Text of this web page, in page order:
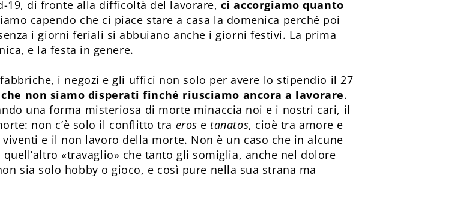
19, di fronte alla difficoltà del lavorare, ci accorgiamo quanto
capendo che ci piace stare a casa la domenica perché poi
i giorni feriali si abbuiano anche i giorni festivi. La prima
e la festa in genere.
i negozi e gli uffici non solo per avere lo stipendio il 27
non siamo disperati finché riusciamo ancora a lavorare.
una forma misteriosa di morte minaccia noi e i nostri cari, il
non c’è solo il conflitto tra eros e tanatos, cioè tra amore e
e il non lavoro della morte. Non è un caso che in alcune
«travaglio» che tanto gli somiglia, anche nel dolore
sia solo hobby o gioco, e così pure nella sua strana ma